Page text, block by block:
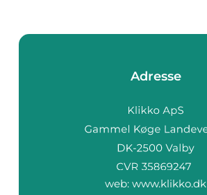
Adresse
web: www.klikko.dk